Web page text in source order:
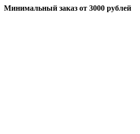
Минимальный заказ от 3000 рублей